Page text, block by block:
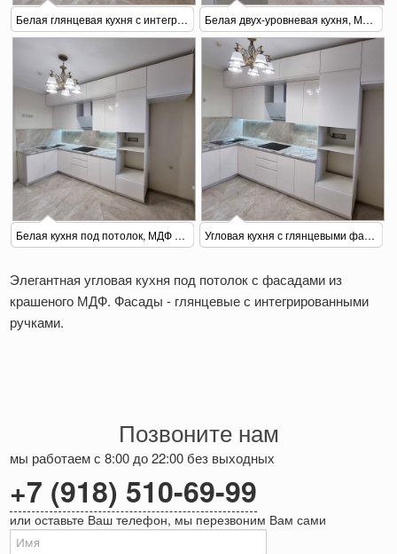
Белая глянцевая кухня с интегрированными ручками Белая двух-уровневая кухня, МДФ крашеный, глянец
Белая кухня под потолок, МДФ крашеный Угловая кухня с глянцевыми фасадами из МДФ
Элегантная угловая кухня под потолок с фасадами из
крашеного МДФ. Фасады - глянцевые с интегрированными
ручками.
Позвоните нам
мы работаем с 8:00 до 22:00 без выходных
+7 (918) 510-69-99
или оставьте Ваш телефон, мы перезвоним Вам сами
Ваше имя